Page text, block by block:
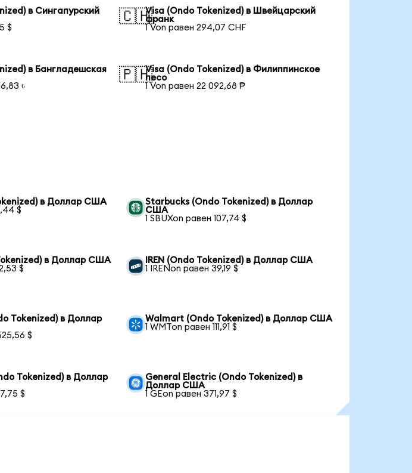
в Сингапурский
$
🇨🇭Visa (Ondo Tokenized) в Швейцарский
франк
1 Von равен 294,07 CHF
в Бангладешская
৳
🇵🇭Visa (Ondo Tokenized) в Филиппинское
песо
1 Von равен 22 092,68 ₱
в Доллар США
$
Starbucks (Ondo Tokenized) в Доллар
США
1 SBUXon равен 107,74 $
в Доллар США
$
IREN (Ondo Tokenized) в Доллар США
1 IRENon равен 39,19 $
Tokenized) в Доллар
$
Walmart (Ondo Tokenized) в Доллар США
1 WMTon равен 111,91 $
Tokenized) в Доллар
$
General Electric (Ondo Tokenized) в
Доллар США
1 GEon равен 371,97 $